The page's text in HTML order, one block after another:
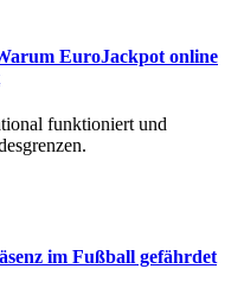
EuroJackpot online
funktioniert und
im Fußball gefährdet